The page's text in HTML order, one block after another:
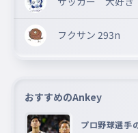
フクサン 293n
おすすめのAnkey
プロ野球選手